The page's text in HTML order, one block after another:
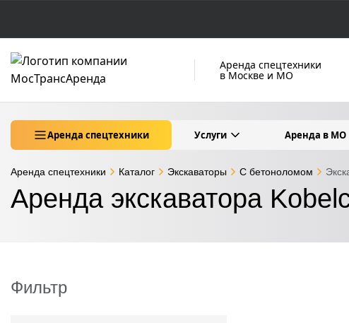
Аренда спецтехники
в Москве и МО
Аренда спецтехники Услуги Аренда в МО
Аренда экскаватора
Аренда спецтехники Каталог Экскаваторы С бетоноломом
Фильтр